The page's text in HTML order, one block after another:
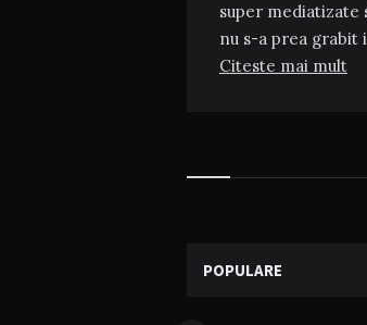
super mediatizate
nu s-a prea grabit
Citeste mai mult
Widgets
POPULARE